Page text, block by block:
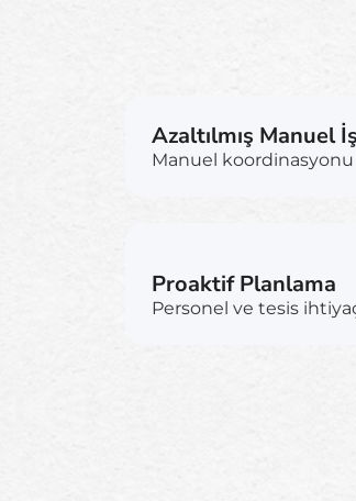
Azaltılmış Manuel İş
Manuel koordinasyonu
Proaktif Planlama
Personel ve tesis